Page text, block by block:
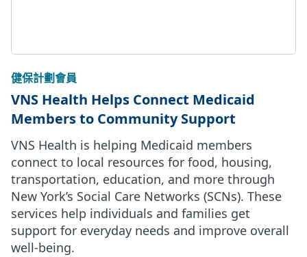
健保計劃會員
VNS Health Helps Connect Medicaid
Members to Community Support
VNS Health is helping Medicaid members
connect to local resources for food, housing,
transportation, education, and more through
New York’s Social Care Networks (SCNs). These
services help individuals and families get
support for everyday needs and improve overall
well-being.